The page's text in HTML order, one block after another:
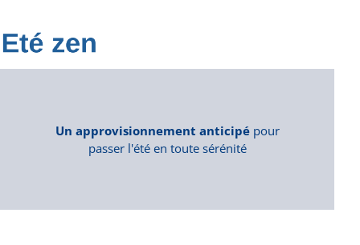
Un approvisionnement anticipépour
passer l'été en toute sérénité